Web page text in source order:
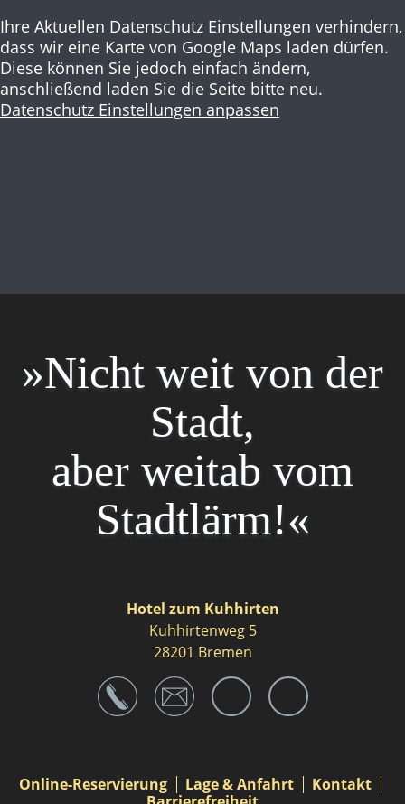
Ihre Aktuellen Datenschutz Einstellungen verhindern,
dass wir eine Karte von Google Maps laden dürfen.
Diese können Sie jedoch einfach ändern,
anschließend laden Sie die Seite bitte neu.
Datenschutz Einstellungen anpassen
»Nicht weit von der
Stadt,
aber weitab vom
Stadtlärm!«
Hotel zum Kuhhirten
Kuhhirtenweg 5
28201 Bremen
Navigation
Online-Reservierung Lage & Anfahrt
Kontakt